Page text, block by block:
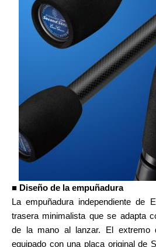
■ Diseño de la empuñadura
La empuñadura independiente de
trasera minimalista que se adapta
de la mano al lanzar. El extremo
equipado con una placa original de